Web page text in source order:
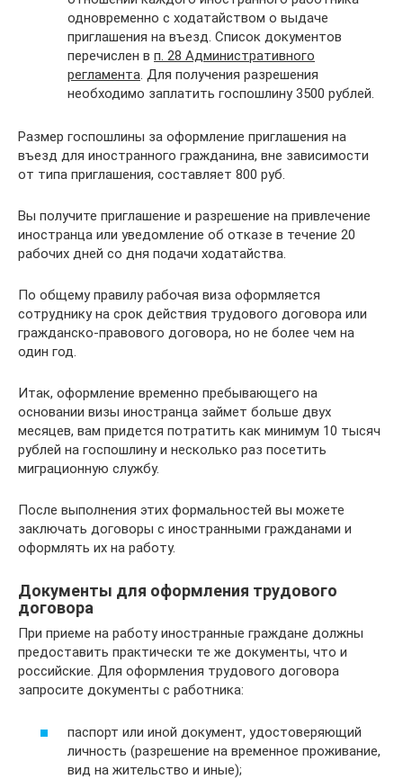
одновременно с ходатайством о выдаче
приглашения на въезд. Список документов
перечислен в п. 28 Административного
регламента. Для получения разрешения
необходимо заплатить госпошлину 3500 рублей.
Размер госпошлины за оформление приглашения на
въезд для иностранного гражданина, вне зависимости
от типа приглашения, составляет 800 руб.
Вы получите приглашение и разрешение на привлечение
иностранца или уведомление об отказе в течение 20
рабочих дней со дня подачи ходатайства.
По общему правилу рабочая виза оформляется
сотруднику на срок действия трудового договора или
гражданско-правового договора, но не более чем на
один год.
Итак, оформление временно пребывающего на
основании визы иностранца займет больше двух
месяцев, вам придется потратить как минимум 10 тысяч
рублей на госпошлину и несколько раз посетить
миграционную службу.
После выполнения этих формальностей вы можете
заключать договоры с иностранными гражданами и
оформлять их на работу.
Документы для оформления трудового
договора
При приеме на работу иностранные граждане должны
предоставить практически те же документы, что и
российские. Для оформления трудового договора
запросите документы с работника:
паспорт или иной документ, удостоверяющий
личность (разрешение на временное проживание,
вид на жительство и иные);